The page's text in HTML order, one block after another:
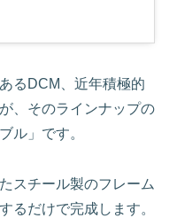
るDCM、近年積極的
、そのラインナップの
ル」です。
スチール製のフレーム
るだけで完成します。